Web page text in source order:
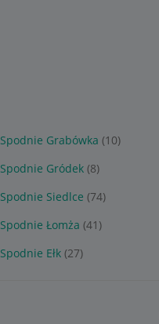
Spodnie Grabówka (10)
Spodnie Gródek (8)
Spodnie Siedlce (74)
Spodnie Łomża (41)
Spodnie Ełk (27)